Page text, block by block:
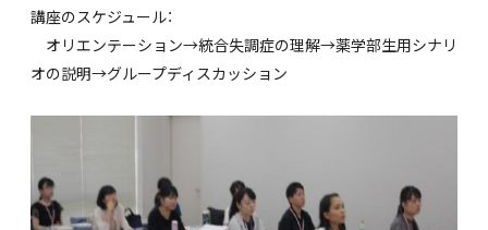
講座のスケジュール：
オリエンテーション→統合失調症の理解→薬学部生用シナリ
オの説明→グループディスカッション